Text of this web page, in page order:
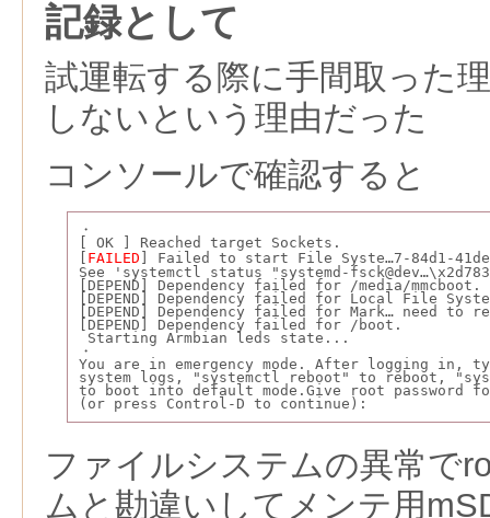
記録として
試運転する際に手間取った
しないという理由だった
コンソールで確認すると
・
[ OK ] Reached target Sockets.
FAILED ] Failed to start File Syste…7-84d1-41de-
See 'systemctl status "systemd-
[DEPEND] Dependency failed for /media/mmcboot.
[DEPEND] Dependency failed for Local File
[DEPEND] Dependency failed for Mark… need
[DEPEND] Dependency failed for /boot.
Starting Armbian leds state...
・
You are in emergency mode. After logging in,
system logs, "systemctl reboot" to reboot,
to boot into default mode.Give root password
(or press Control-D to continue):
ファイルシステムの異常で
ムと勘違いしてメンテ用